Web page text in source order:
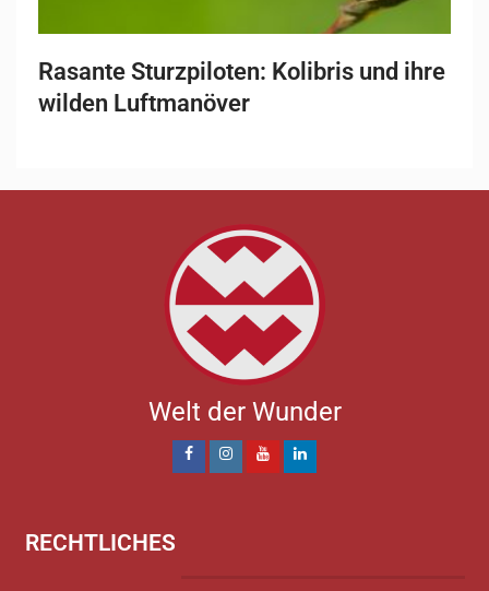
Rasante Sturzpiloten: Kolibris und ihre
wilden Luftmanöver
Welt der Wunder
RECHTLICHES